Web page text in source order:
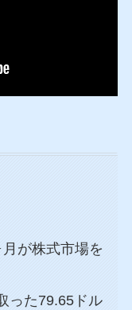
が株式市場を
った79.65ドル